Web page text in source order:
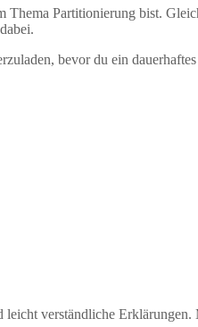
Partitionierung bist.
bevor du ein
verständliche Erklärungen.